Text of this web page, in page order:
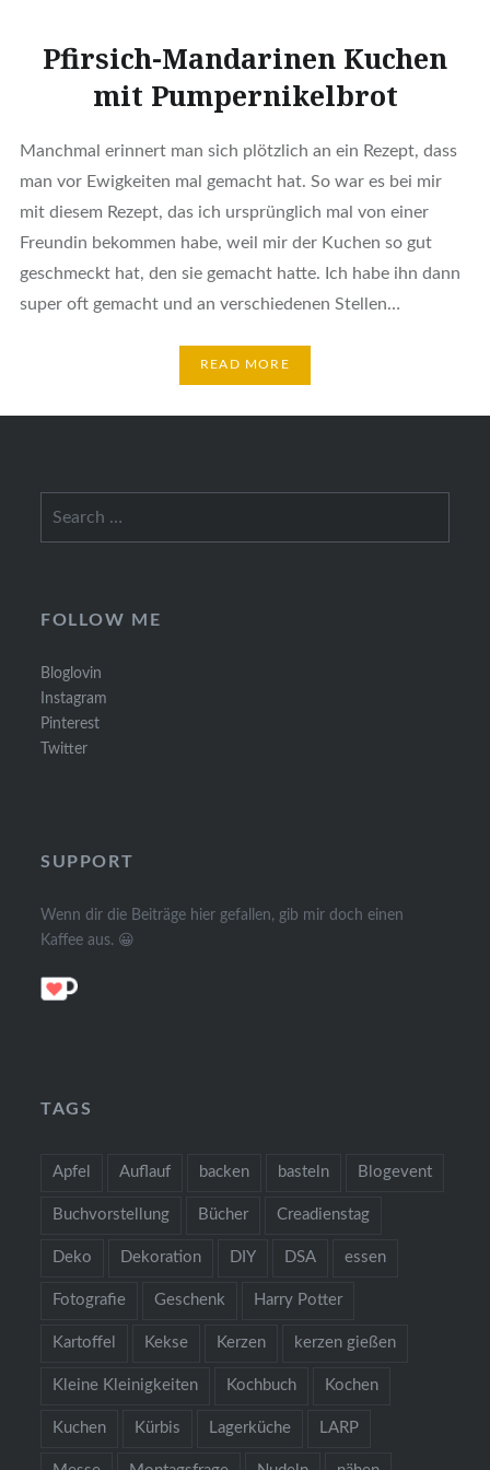
Pfirsich-Mandarinen Kuchen
mit Pumpernikelbrot
Manchmal erinnert man sich plötzlich an ein Rezept, dass
man vor Ewigkeiten mal gemacht hat. So war es bei mir
mit diesem Rezept, das ich ursprünglich mal von einer
Freundin bekommen habe, weil mir der Kuchen so gut
geschmeckt hat, den sie gemacht hatte. Ich habe ihn dann
super oft gemacht und an verschiedenen Stellen…
READ MORE
FOLLOW ME
Bloglovin
Instagram
Pinterest
Twitter
SUPPORT
Wenn dir die Beiträge hier gefallen, gib mir doch einen
Kaffee aus. 😀
TAGS
Apfel Auflauf backen basteln Blogevent
Buchvorstellung Bücher Creadienstag
Deko Dekoration DIY DSA essen
Fotografie Geschenk Harry Potter
Kartoffel Kekse Kerzen kerzen gießen
Kleine Kleinigkeiten Kochbuch Kochen
Kuchen Kürbis Lagerküche LARP